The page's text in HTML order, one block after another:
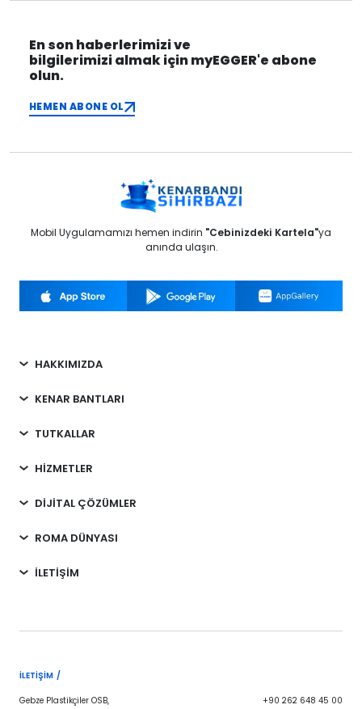
En son haberlerimizi ve
bilgilerimizi almak için myEGGER'e abone
olun.
HEMEN ABONE OL
Mobil Uygulamamızı hemen indirin "Cebinizdeki Kartela"ya
anında ulaşın.
HAKKIMIZDA
KENAR BANTLARI
TUTKALLAR
HİZMETLER
DİJİTAL ÇÖZÜMLER
ROMA DÜNYASI
İLETİŞİM
İLETIŞIM /
Gebze Plastikçiler OSB,
+90 262 648 45 00